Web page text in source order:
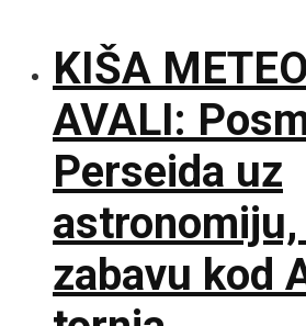
KIŠA
AVALI:
Perseida uz
zabavu kod